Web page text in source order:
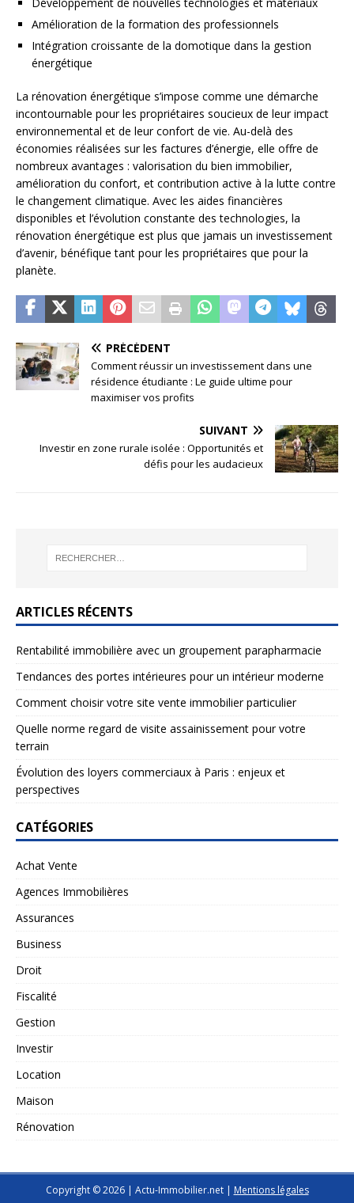
Amélioration de la formation des professionnels
Intégration croissante de la domotique dans la gestion
énergétique
La rénovation énergétique s’impose comme une démarche
incontournable pour les propriétaires soucieux de leur impact
environnemental et de leur confort de vie. Au-delà des
économies réalisées sur les factures d’énergie, elle offre de
nombreux avantages : valorisation du bien immobilier,
amélioration du confort, et contribution active à la lutte contre
le changement climatique. Avec les aides financières
disponibles et l’évolution constante des technologies, la
rénovation énergétique est plus que jamais un investissement
d’avenir, bénéfique tant pour les propriétaires que pour la
planète.
PRÉCÉDENT
Comment réussir un investissement dans une
résidence étudiante : Le guide ultime pour
maximiser vos profits
SUIVANT
Investir en zone rurale isolée : Opportunités et
défis pour les audacieux
ARTICLES RÉCENTS
Rentabilité immobilière avec un groupement parapharmacie
Tendances des portes intérieures pour un intérieur moderne
Comment choisir votre site vente immobilier particulier
Quelle norme regard de visite assainissement pour votre
terrain
Évolution des loyers commerciaux à Paris : enjeux et
perspectives
CATÉGORIES
Achat Vente
Agences Immobilières
Assurances
Business
Droit
Fiscalité
Gestion
Investir
Location
Maison
Rénovation
Copyright © 2026 | Actu-Immobilier.net | Mentions légales